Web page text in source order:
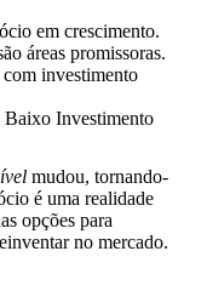
em crescimento.
áreas promissoras.
investimento
Baixo Investimento
mudou, tornando-
é uma realidade
opções para
no mercado.